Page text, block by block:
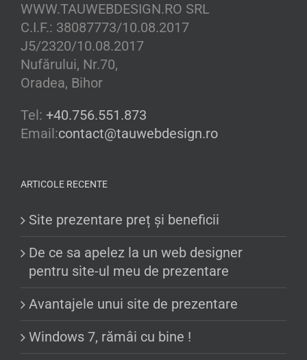
WWW.TAUWEBDESIGN.RO SRL
C.I.F.: 38087773/10.08.2017
J5/2320/10.08.2017
Nufărului, Nr.70,
Oradea, Bihor
Tel: +40.756.551.873
Email:contact@tauwebdesign.ro
ARTICOLE RECENTE
Site prezentare preț și beneficii
De ce sa apelez la un web designer
pentru site-ul meu de prezentare
Avantajele unui site de prezentare
Windows 7, rămâi cu bine !